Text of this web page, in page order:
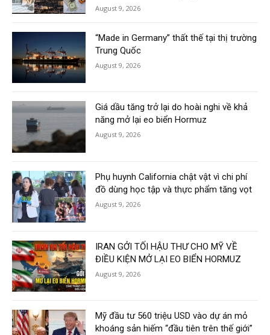
August 9, 2026
“Made in Germany” thất thế tại thị trường
Trung Quốc
August 9, 2026
Giá dầu tăng trở lại do hoài nghi về khả
năng mở lại eo biển Hormuz
August 9, 2026
Phụ huynh California chật vật vì chi phí
đồ dùng học tập và thực phẩm tăng vọt
August 9, 2026
IRAN GỞI TỐI HẬU THƯ CHO MỸ VỀ
ĐIỀU KIỆN MỞ LẠI EO BIỂN HORMUZ
August 9, 2026
Mỹ đầu tư 560 triệu USD vào dự án mỏ
khoáng sản hiếm “đầu tiên trên thế giới”